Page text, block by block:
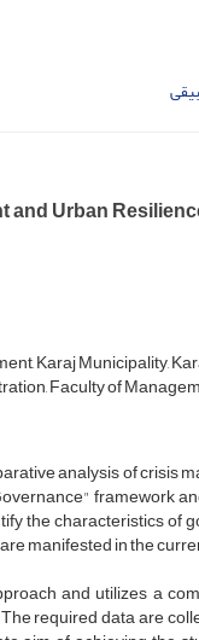
Urban
Karaj Municipality,
Faculty of
analysis of crisis
framework
the characteristics of
manifested in the
and utilizes a
required data are